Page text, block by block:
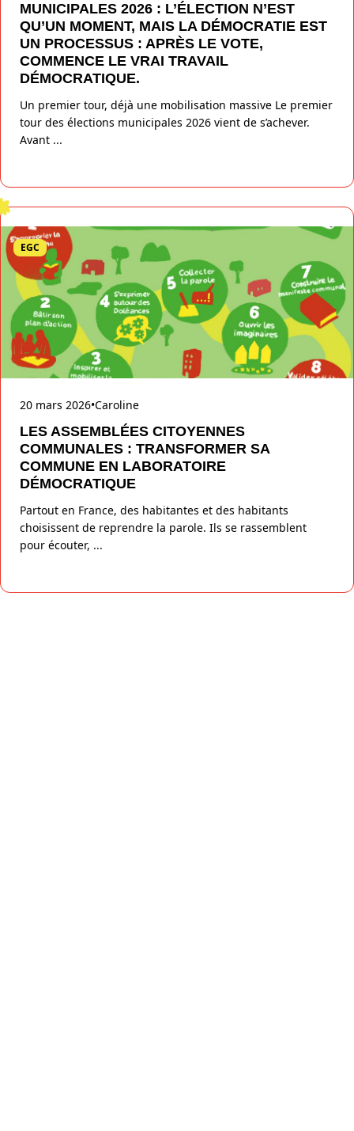
MUNICIPALES 2026 : L’ÉLECTION N’EST
QU’UN MOMENT, MAIS LA DÉMOCRATIE EST
UN PROCESSUS : APRÈS LE VOTE,
COMMENCE LE VRAI TRAVAIL
DÉMOCRATIQUE.
Un premier tour, déjà une mobilisation massive Le premier
tour des élections municipales 2026 vient de s’achever.
Avant ...
EGC
20 mars 2026•Caroline
LES ASSEMBLÉES CITOYENNES
COMMUNALES : TRANSFORMER SA
COMMUNE EN LABORATOIRE
DÉMOCRATIQUE
Partout en France, des habitantes et des habitants
choisissent de reprendre la parole. Ils se rassemblent
pour écouter, ...